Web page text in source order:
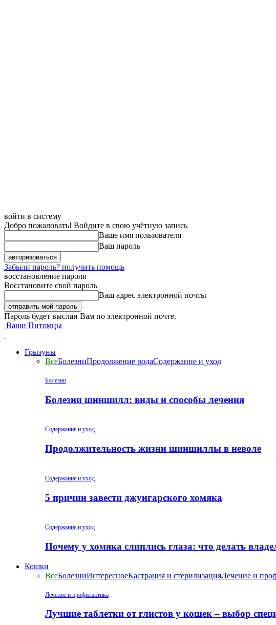
войти в систему
Добро пожаловать! Войдите в свою учётную запись
Ваше имя пользователя
Ваш пароль
Забыли пароль? получить помощь
восстановление пароля
Восстановите свой пароль
Ваш адрес электронной почты
Пароль будет выслан Вам по электронной почте.
Ваши Питомцы
Грызуны
ВсеБолезниПродолжение родаСодержание и уход
Болезни
Болезни шиншилл: виды и способы лечения
Содержание и уход
Продолжительность жизни шиншиллы в неволе
Содержание и уход
5 причин завести джунгарского хомяка
Содержание и уход
Почему у хомяка слиплись глаза: что делать
Кошки
ВсеБолезниИнтересноеКастрация и стерилизацияЛечение и
Лечение и профилактика
Лучшие таблетки от глистов у кошек – выбор